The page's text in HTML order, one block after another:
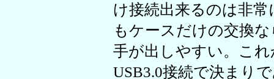
け接続出来るのは非
もケースだけの交換
手が出しやすい。こ
USB3.0接続で決まり